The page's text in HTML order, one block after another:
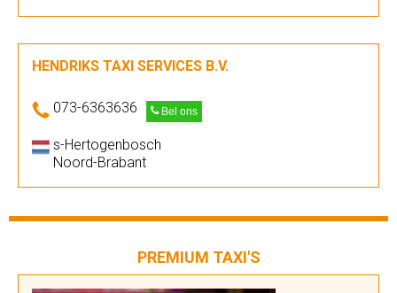
HENDRIKS TAXI SERVICES B.V.
073-6363636 Bel ons
s-Hertogenbosch
Noord-Brabant
PREMIUM TAXI'S